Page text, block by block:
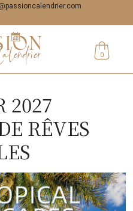
0
2027
RÊVES